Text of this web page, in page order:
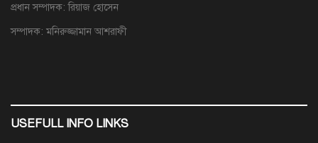
প্রধান সম্পাদক: রিয়াজ হোসেন
সম্পাদক: মনিরুজ্জামান আশরাফী
USEFULL INFO LINKS